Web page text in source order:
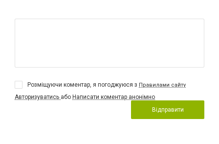
Розміщуючи коментар, я погоджуюся з Правилами сайту
Авторизуватись або Написати коментар анонімно
Відправити